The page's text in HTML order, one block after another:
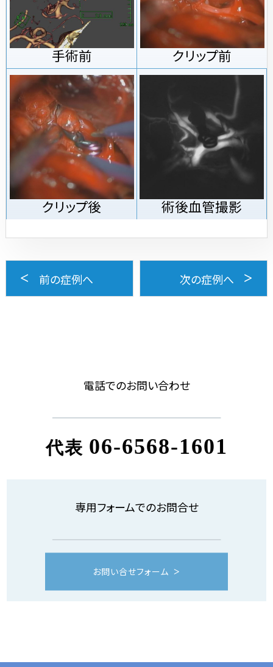
手術前 クリップ前
クリップ後 術後血管撮影
前の症例へ 次の症例へ
電話でのお問い合わせ
代表 06-6568-1601
専用フォームでのお問合せ
お問い合せフォーム